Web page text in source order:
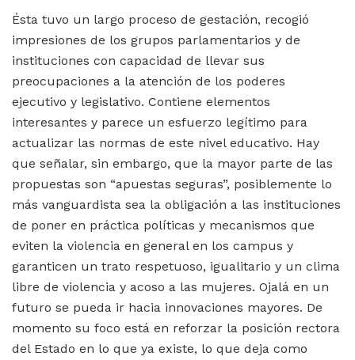
Ésta tuvo un largo proceso de gestación, recogió
impresiones de los grupos parlamentarios y de
instituciones con capacidad de llevar sus
preocupaciones a la atención de los poderes
ejecutivo y legislativo. Contiene elementos
interesantes y parece un esfuerzo legítimo para
actualizar las normas de este nivel educativo. Hay
que señalar, sin embargo, que la mayor parte de las
propuestas son “apuestas seguras”, posiblemente lo
más vanguardista sea la obligación a las instituciones
de poner en práctica políticas y mecanismos que
eviten la violencia en general en los campus y
garanticen un trato respetuoso, igualitario y un clima
libre de violencia y acoso a las mujeres. Ojalá en un
futuro se pueda ir hacia innovaciones mayores. De
momento su foco está en reforzar la posición rectora
del Estado en lo que ya existe, lo que deja como